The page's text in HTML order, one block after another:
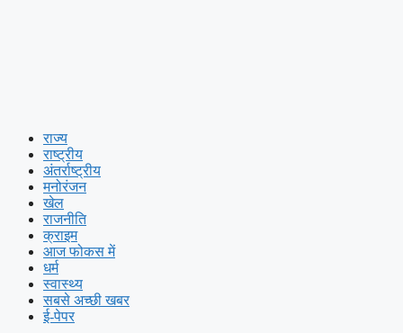
राज्य
राष्ट्रीय
अंतर्राष्ट्रीय
मनोरंजन
खेल
राजनीति
क्राइम
आज फोकस में
धर्म
स्वास्थ्य
सबसे अच्छी खबर
ई-पेपर